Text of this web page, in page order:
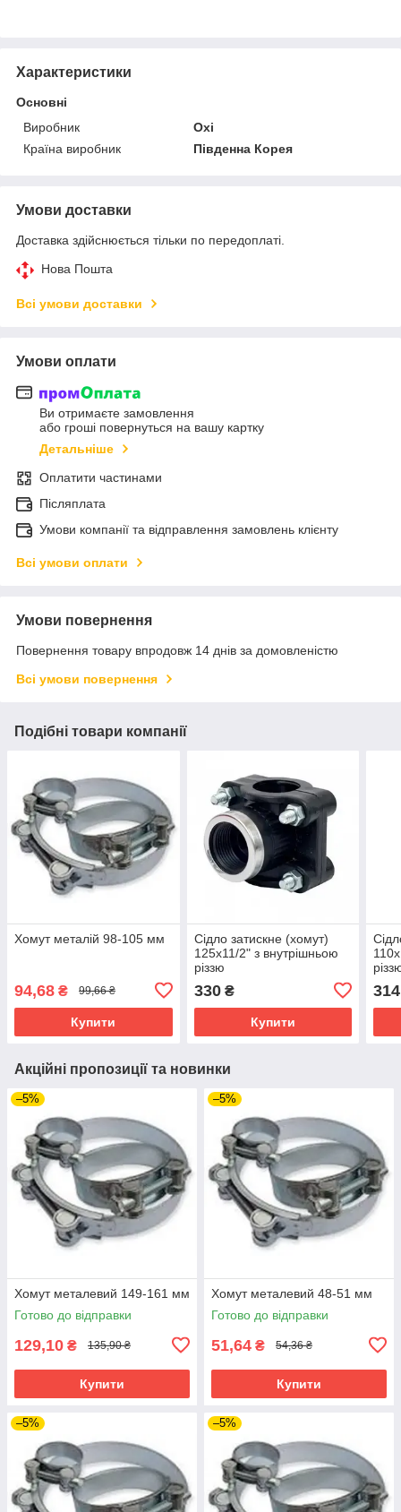
Характеристики
Основні
Виробник
Oxi
Країна виробник
Південна Корея
Умови доставки
Доставка здійснюється тільки по передоплаті.
Нова Пошта
Всі умови доставки
Умови оплати
Ви отримаєте замовлення
або гроші повернуться на вашу картку
Детальніше
Оплатити частинами
Післяплата
Умови компанії та відправлення замовлень клієнту
Всі умови оплати
Умови повернення
Повернення товару впродовж 14 днів за домовленістю
Всі умови повернення
Подібні товари компанії
Хомут металій 98-105 мм
94,68 ₴ 99,66 ₴
Купити
Сідло затискне (хомут)
125х11/2" з внутрішньою
різзю
330₴
Купити
314
Акційні пропозиції та новинки
–5%
Хомут металевий 149-161 мм
Готово до відправки
129,10 ₴ 135,90 ₴
Купити
–5%
Хомут металевий 48-51 мм
Готово до відправки
51,64 ₴ 54,36 ₴
Купити
–5% –5%